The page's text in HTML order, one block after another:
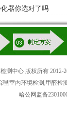
器你选对了吗
测中心 版权所有 2012-
|室内环境检测,甲醛
哈公网监备